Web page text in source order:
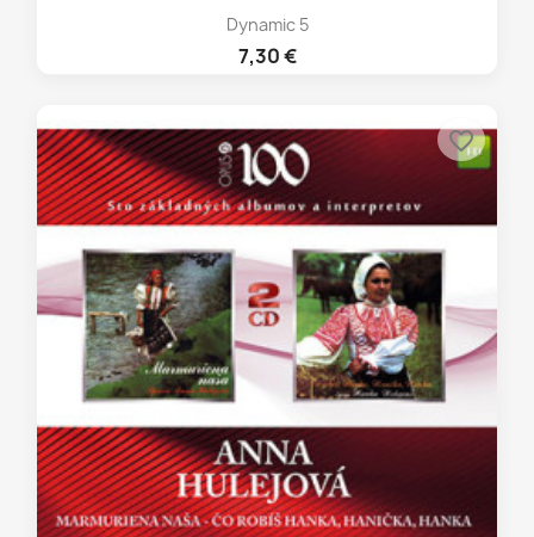
Dynamic 5
7,30 €
favorite_border